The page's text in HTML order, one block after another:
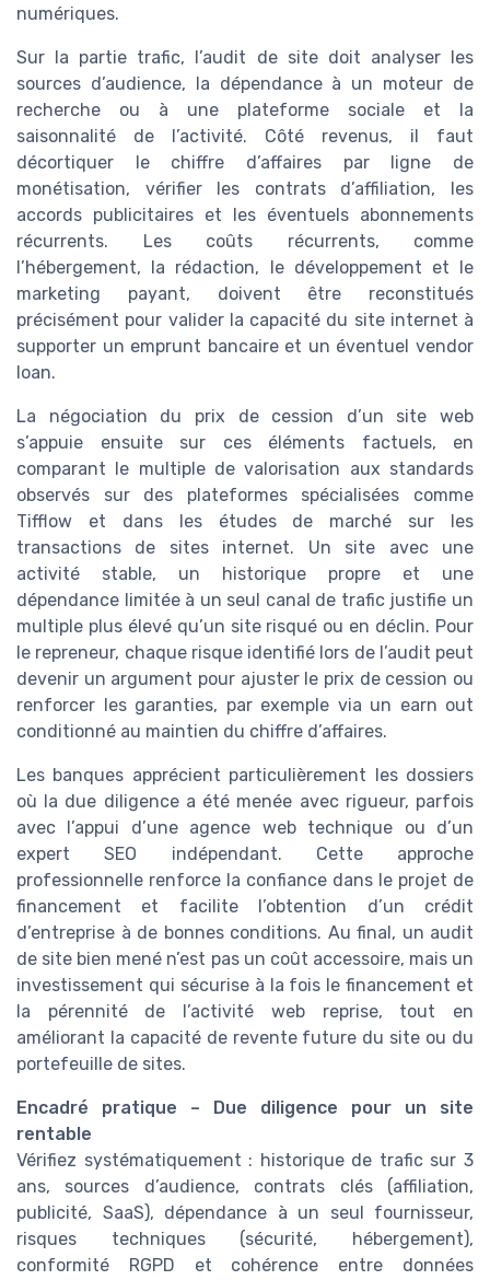
numériques.
Sur la partie trafic, l’audit de site doit analyser les
sources d’audience, la dépendance à un moteur de
recherche ou à une plateforme sociale et la
saisonnalité de l’activité. Côté revenus, il faut
décortiquer le chiffre d’affaires par ligne de
monétisation, vérifier les contrats d’affiliation, les
accords publicitaires et les éventuels abonnements
récurrents. Les coûts récurrents, comme
l’hébergement, la rédaction, le développement et le
marketing payant, doivent être reconstitués
précisément pour valider la capacité du site internet à
supporter un emprunt bancaire et un éventuel vendor
loan.
La négociation du prix de cession d’un site web
s’appuie ensuite sur ces éléments factuels, en
comparant le multiple de valorisation aux standards
observés sur des plateformes spécialisées comme
Tifflow et dans les études de marché sur les
transactions de sites internet. Un site avec une
activité stable, un historique propre et une
dépendance limitée à un seul canal de trafic justifie un
multiple plus élevé qu’un site risqué ou en déclin. Pour
le repreneur, chaque risque identifié lors de l’audit peut
devenir un argument pour ajuster le prix de cession ou
renforcer les garanties, par exemple via un earn out
conditionné au maintien du chiffre d’affaires.
Les banques apprécient particulièrement les dossiers
où la due diligence a été menée avec rigueur, parfois
avec l’appui d’une agence web technique ou d’un
expert SEO indépendant. Cette approche
professionnelle renforce la confiance dans le projet de
financement et facilite l’obtention d’un crédit
d’entreprise à de bonnes conditions. Au final, un audit
de site bien mené n’est pas un coût accessoire, mais un
investissement qui sécurise à la fois le financement et
la pérennité de l’activité web reprise, tout en
améliorant la capacité de revente future du site ou du
portefeuille de sites.
Encadré pratique – Due diligence pour un site
rentable
Vérifiez systématiquement : historique de trafic sur 3
ans, sources d’audience, contrats clés (affiliation,
publicité, SaaS), dépendance à un seul fournisseur,
risques techniques (sécurité, hébergement),
conformité RGPD et cohérence entre données